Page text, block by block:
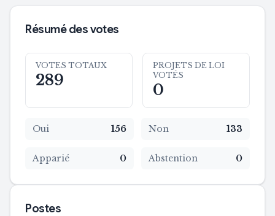
Résumé des votes
VOTES TOTAUX
289
PROJETS DE LOI
VOTÉS
0
Oui 156 Non 133
Apparié 0 Abstention 0
Postes